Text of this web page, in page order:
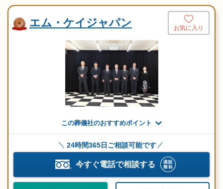
エム・ケイジャパン お気に入り
この葬儀社のおすすめポイント
24時間365日ご相談可能です
今すぐ電話で相談する